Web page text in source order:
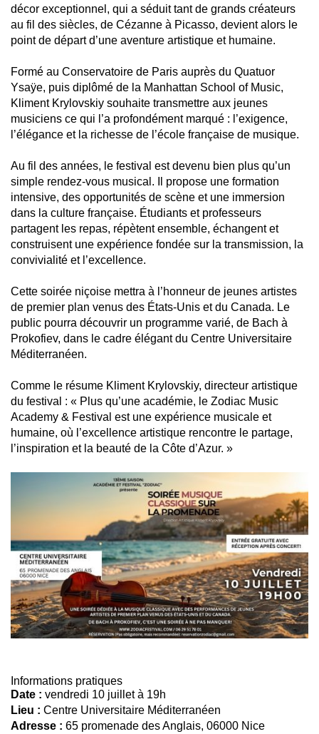
décor exceptionnel, qui a séduit tant de grands créateurs
au fil des siècles, de Cézanne à Picasso, devient alors le
point de départ d’une aventure artistique et humaine.
Formé au Conservatoire de Paris auprès du Quatuor
Ysaÿe, puis diplômé de la Manhattan School of Music,
Kliment Krylovskiy souhaite transmettre aux jeunes
musiciens ce qui l’a profondément marqué : l’exigence,
l’élégance et la richesse de l’école française de musique.
Au fil des années, le festival est devenu bien plus qu’un
simple rendez-vous musical. Il propose une formation
intensive, des opportunités de scène et une immersion
dans la culture française. Étudiants et professeurs
partagent les repas, répètent ensemble, échangent et
construisent une expérience fondée sur la transmission, la
convivialité et l’excellence.
Cette soirée niçoise mettra à l’honneur de jeunes artistes
de premier plan venus des États-Unis et du Canada. Le
public pourra découvrir un programme varié, de Bach à
Prokofiev, dans le cadre élégant du Centre Universitaire
Méditerranéen.
Comme le résume Kliment Krylovskiy, directeur artistique
du festival : « Plus qu’une académie, le Zodiac Music
Academy & Festival est une expérience musicale et
humaine, où l’excellence artistique rencontre le partage,
l’inspiration et la beauté de la Côte d’Azur. »
Informations pratiques
Date : vendredi 10 juillet à 19h
Lieu : Centre Universitaire Méditerranéen
Adresse : 65 promenade des Anglais, 06000 Nice